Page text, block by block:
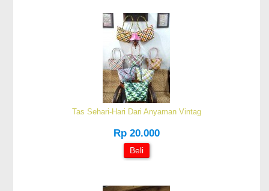
Tas Sehari-Hari Dari Anyaman Vintag
Rp 20.000
Beli